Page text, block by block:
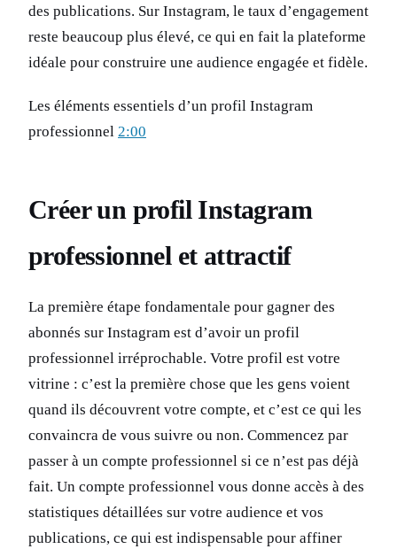
des publications. Sur Instagram, le taux d’engagement
reste beaucoup plus élevé, ce qui en fait la plateforme
idéale pour construire une audience engagée et fidèle.
Les éléments essentiels d’un profil Instagram
professionnel 2:00
Créer un profil Instagram
professionnel et attractif
La première étape fondamentale pour gagner des
abonnés sur Instagram est d’avoir un profil
professionnel irréprochable. Votre profil est votre
vitrine : c’est la première chose que les gens voient
quand ils découvrent votre compte, et c’est ce qui les
convaincra de vous suivre ou non. Commencez par
passer à un compte professionnel si ce n’est pas déjà
fait. Un compte professionnel vous donne accès à des
statistiques détaillées sur votre audience et vos
publications, ce qui est indispensable pour affiner